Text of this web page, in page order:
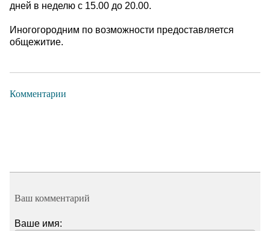
дней в неделю с 15.00 до 20.00.
Иногогородним по возможности предоставляется
общежитие.
Комментарии
Ваш комментарий
Ваше имя: